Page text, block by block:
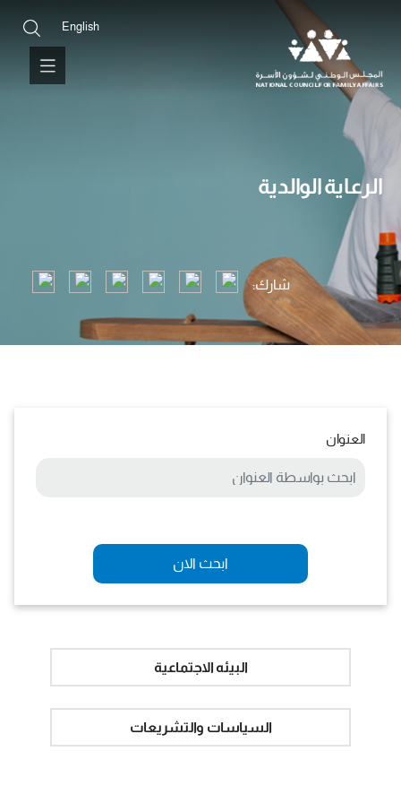
English
الرعاية الوالدية
شارك:
العنوان
ابحث الان
البيئه الاجتماعية
السياسات والتشريعات